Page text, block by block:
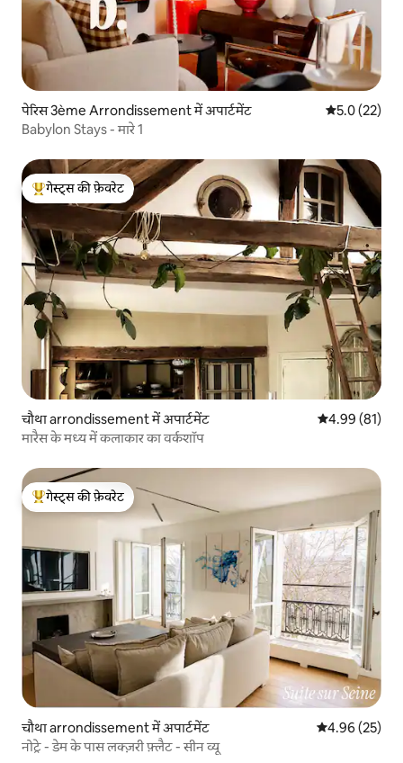
पेरिस 3ème Arrondissement में अपार्टमेंट औसत रेटिंग 5
5.0 (22)
Babylon Stays - मारे 1
गेस्ट्स का टॉप फ़ेवरेट
गेस्ट्स की फ़ेवरेट
चौथा arrondissement में अपार्टमेंट औसत रेटिंग 5 में
4.99 (81)
मारैस के मध्य में कलाकार का वर्कशॉप
गेस्ट्स का टॉप फ़ेवरेट
गेस्ट्स की फ़ेवरेट
चौथा arrondissement में अपार्टमेंट औसत रेटिंग 5 में
4.96 (25)
नोट्रे - डेम के पास लक्ज़री फ़्लैट - सीन व्यू